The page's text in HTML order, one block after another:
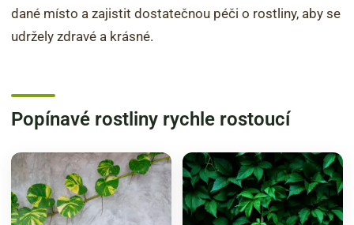
dané místo a zajistit dostatečnou péči o rostliny, aby se
udržely zdravé a krásné.
Popínavé rostliny rychle rostoucí